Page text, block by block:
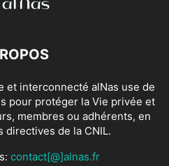
et interconnecté alNas use de
pour protéger la Vie privée et
membres ou adhérents, en
directives de la CNIL.
contact[@]alnas.fr